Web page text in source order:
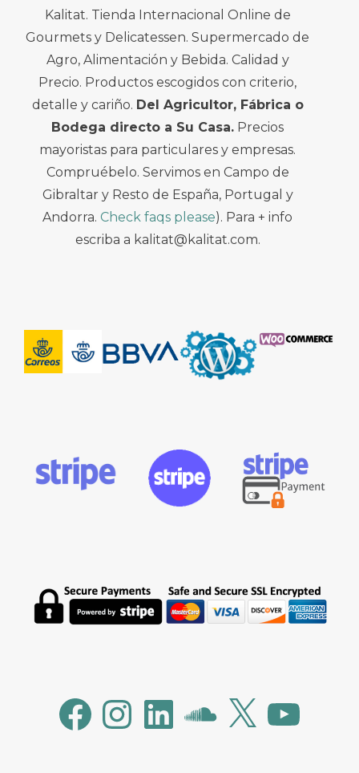
Kalitat. Tienda Internacional Online de
Gourmets y Delicatessen. Supermercado de
Agro, Alimentación y Bebida. Calidad y
Precio. Productos escogidos con criterio,
detalle y cariño. Del Agricultor, Fábrica o
Bodega directo a Su Casa. Precios
mayoristas para particulares y empresas.
Compruébelo. Servimos en Campo de
Gibraltar y Resto de España, Portugal y
Andorra. Check faqs please). Para + info
escriba a kalitat@kalitat.com.
FacebookInstagramLinkedInSoundCloud
X YouTube